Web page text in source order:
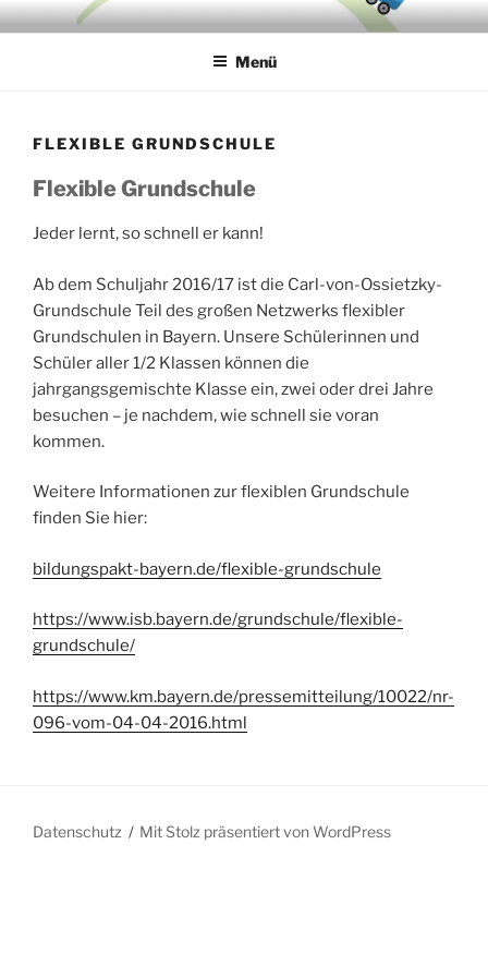
Zum
InhaltCARL-VON-OSSIETZKY-
GRUNDSCHULE
Menü
FLEXIBLE GRUNDSCHULE
Flexible Grundschule
Jeder lernt, so schnell er kann!
Ab dem Schuljahr 2016/17 ist die Carl-von-Ossietzky-
Grundschule Teil des großen Netzwerks flexibler
Grundschulen in Bayern. Unsere Schülerinnen und
Schüler aller 1/2 Klassen können die
jahrgangsgemischte Klasse ein, zwei oder drei Jahre
besuchen – je nachdem, wie schnell sie voran
kommen.
Weitere Informationen zur flexiblen Grundschule
finden Sie hier:
bildungspakt-bayern.de/flexible-grundschule
https://www.isb.bayern.de/grundschule/flexible-
grundschule/
https://www.km.bayern.de/pressemitteilung/10022/nr-
096-vom-04-04-2016.html
Datenschutz Mit Stolz präsentiert von WordPress